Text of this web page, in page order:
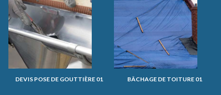
DEVIS POSE DE GOUTTIÈRE 01 BÂCHAGE DE TOITURE 01